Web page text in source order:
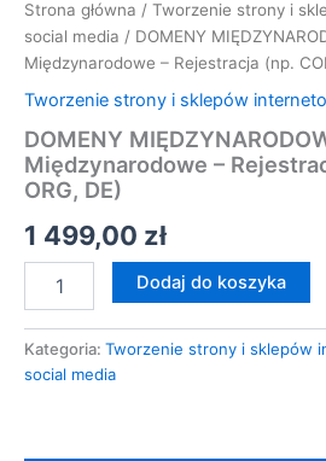
Strona główna / Tworzenie strony i
social media / DOMENY
Międzynarodowe – Rejestracja (np.
Tworzenie strony i sklepów
DOMENY
Międzynarodowe –
ORG, DE)
1 499,00 zł
Dodaj do koszyka
Kategoria: Tworzenie strony i sklepów
social media